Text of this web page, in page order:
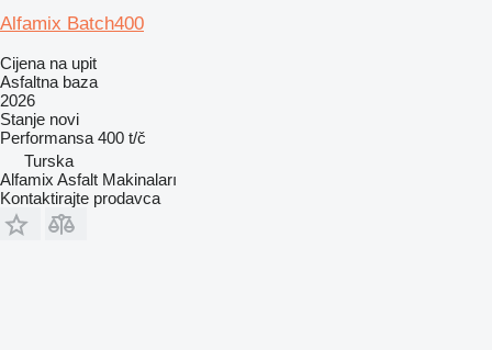
Alfamix Batch400
Cijena na upit
Asfaltna baza
2026
Stanje novi
Performansa 400 t/č
Turska
Alfamix Asfalt Makinaları
Kontaktirajte prodavca